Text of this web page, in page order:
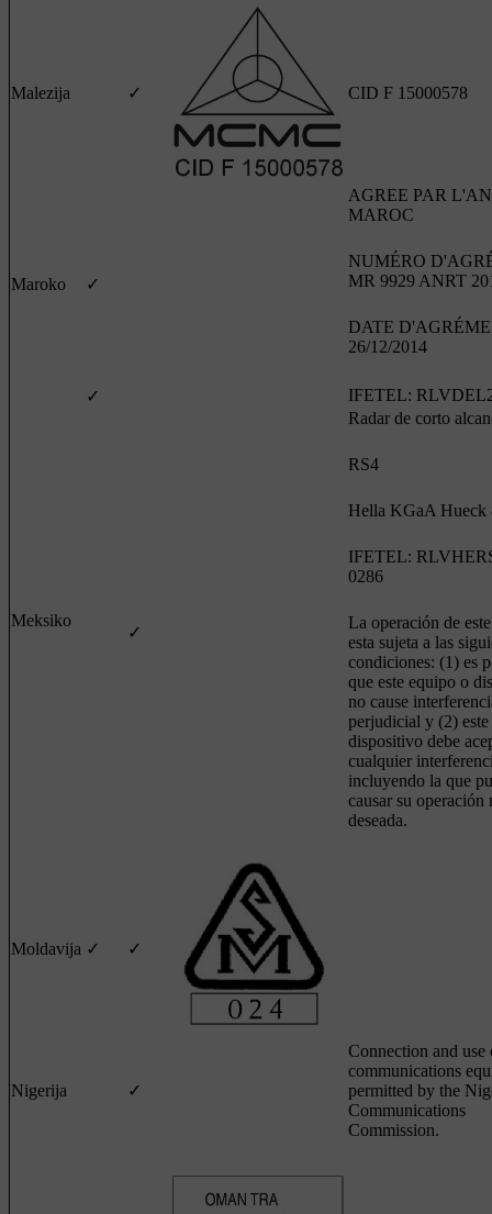
Malezija ✓ CID F 15000578
Maroko ✓
AGREE PAR
MAROC
NUMÉRO
MR 9929 ANRT
DATE
26/12/2014
Meksiko
✓ IFETEL:
✓
Radar de corto
RS4
Hella KGaA Hueck
IFETEL:
0286
La operación de
esta sujeta a las
condiciones: (1) es
que este equipo o
no cause
perjudicial y (2)
dispositivo debe
cualquier
incluyendo la que
causar su operación
deseada.
Moldavija ✓ ✓
Nigerija ✓
Connection and use
communications
permitted by the
Communications
Commission.